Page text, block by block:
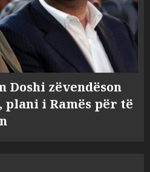
Doshi zëvendëson
plani i Ramës për të